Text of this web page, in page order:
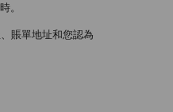
。
賬單地址和您認為